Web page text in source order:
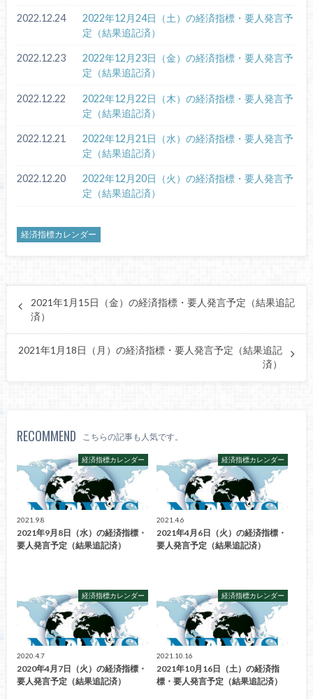
2022.12.24
2022年12月24日（土）の経済指標・要人発言予
定（結果追記済）
2022.12.23
2022年12月23日（金）の経済指標・要人発言予
定（結果追記済）
2022.12.22
2022年12月22日（木）の経済指標・要人発言予
定（結果追記済）
2022.12.21
2022年12月21日（水）の経済指標・要人発言予
定（結果追記済）
2022.12.20
2022年12月20日（火）の経済指標・要人発言予
定（結果追記済）
経済指標カレンダー
2021年1月15日（金）の経済指標・要人発言予定（結果追記
済）
2021年1月18日（月）の経済指標・要人発言予定（結果追記
済）
RECOMMEND こちらの記事も人気です。
経済指標カレンダー
2021.9.8
2021年9月8日（水）の経済指標・
要人発言予定（結果追記済）
経済指標カレンダー
2021.4.6
2021年4月6日（火）の経済指標・
要人発言予定（結果追記済）
経済指標カレンダー
2020.4.7
2020年4月7日（火）の経済指標・
要人発言予定（結果追記済）
経済指標カレンダー
2021.10.16
2021年10月16日（土）の経済指
標・要人発言予定（結果追記済）